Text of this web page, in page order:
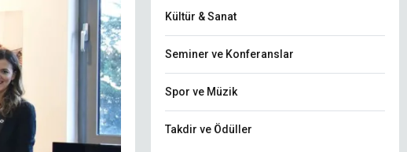
Kültür & Sanat
Seminer ve Konferanslar
Spor ve Müzik
Takdir ve Ödüller